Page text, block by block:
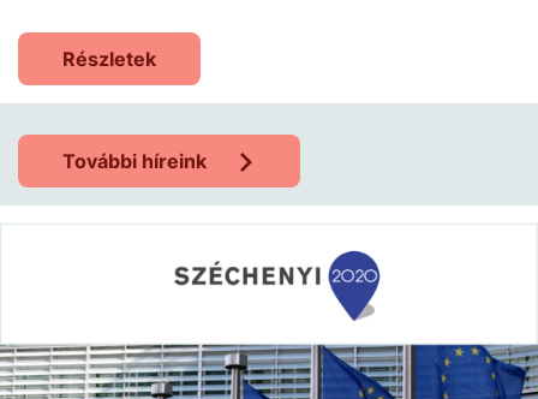
További híreink
Részletek